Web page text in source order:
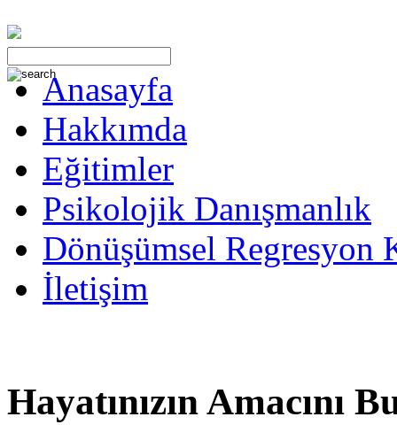
Anasayfa
Hakkımda
Eğitimler
Psikolojik Danışmanlık
Dönüşümsel Regresyon
İletişim
Hayatınızın Amacını